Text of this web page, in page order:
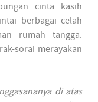
cinta kasih
berbagai celah
rumah tangga.
sorai merayakan
di atas